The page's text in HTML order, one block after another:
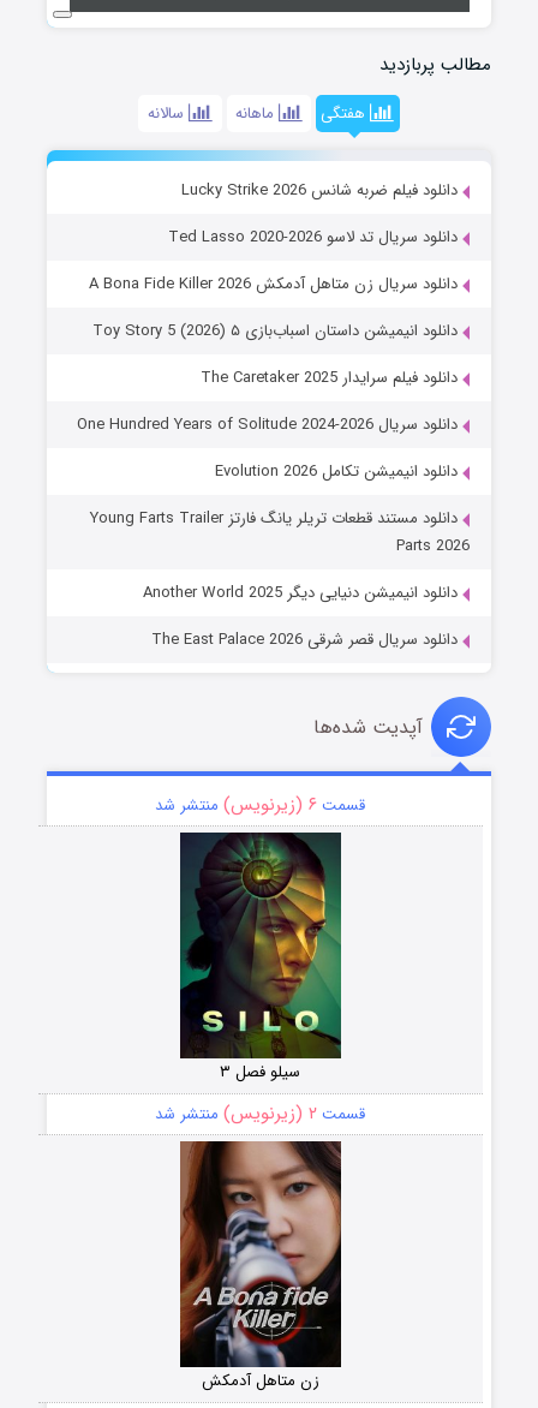
مطالب پربازدید
هفتگی ماهانه سالانه
دانلود فیلم ضربه شانس Lucky Strike 2026
دانلود سریال تد لاسو Ted Lasso 2020-2026
دانلود سریال زن متاهل آدمکش A Bona Fide Killer 2026
دانلود انیمیشن داستان اسباب‌بازی ۵ Toy Story 5 (2026)
دانلود فیلم سرایدار The Caretaker 2025
دانلود سریال One Hundred Years of Solitude 2024-2026
دانلود انیمیشن تکامل Evolution 2026
دانلود مستند قطعات تریلر یانگ فارتز Young Farts Trailer
Parts 2026
دانلود انیمیشن دنیایی دیگر Another World 2025
دانلود سریال قصر شرقی The East Palace 2026
آپدیت شده‌ها
قسمت ۶ (زیرنویس) منتشر شد
سیلو فصل ۳
قسمت ۲ (زیرنویس) منتشر شد
زن متاهل آدمکش